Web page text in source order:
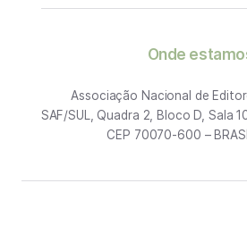
Onde
Associação Nacional de
SAF/SUL, Quadra 2, Bloco D, Sala
CEP 70070-600 –